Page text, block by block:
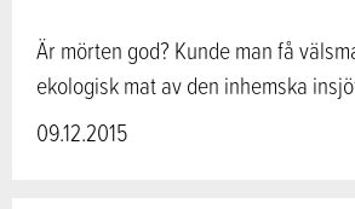
Är mörten god? Kunde man få
ekologisk mat av den inhemska
09.12.2015